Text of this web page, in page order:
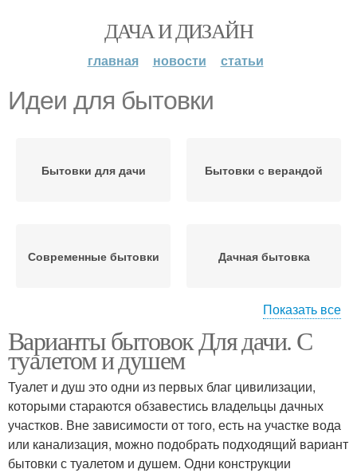
ДАЧА И ДИЗАЙН
главная новости статьи
Идеи для бытовки
Бытовки для дачи Бытовки с верандой
Современные бытовки Дачная бытовка
Дачные бытовки Бытовка на века
Деревянные бытовки
Показать все
Варианты бытовок Для дачи. С
туалетом и душем
Туалет и душ это одни из первых благ цивилизации,
которыми стараются обзавестись владельцы дачных
участков. Вне зависимости от того, есть на участке вода
или канализация, можно подобрать подходящий вариант
бытовки с туалетом и душем. Одни конструкции